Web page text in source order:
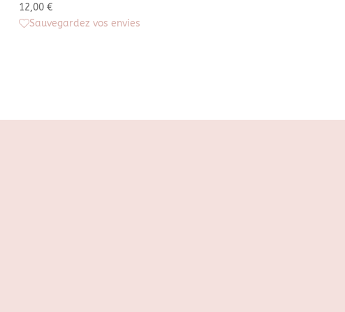
12,00€
Sauvegardez vos envies